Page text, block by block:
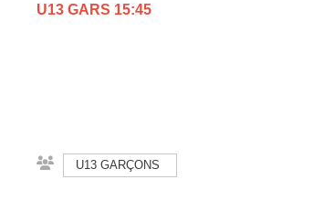
U13 GARS 15:45
U13 GARÇONS